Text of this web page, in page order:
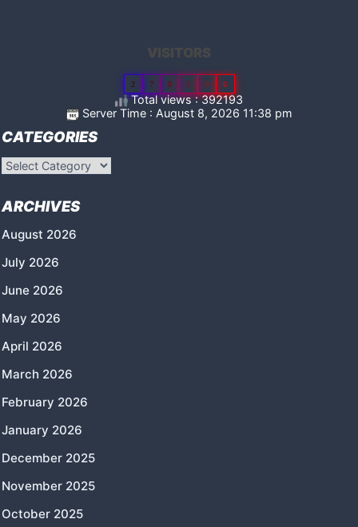
VISITORS
2 7 8 5 9 6
Total views : 392193
Server Time : August 8, 2026 11:38 pm
CATEGORIES
Categories
ARCHIVES
August 2026
July 2026
June 2026
May 2026
April 2026
March 2026
February 2026
January 2026
December 2025
November 2025
October 2025